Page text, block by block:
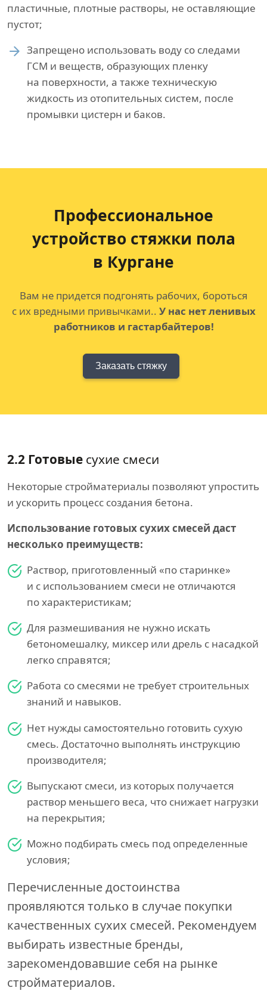
пластичные, плотные растворы, не оставляющие
пустот;
Запрещено использовать воду со следами
ГСМ и веществ, образующих пленку
на поверхности, а также техническую
жидкость из отопительных систем, после
промывки цистерн и баков.
Профессиональное
устройствостяжки пола
в Кургане
Вам не придется подгонять рабочих, бороться
с их вредными привычками.. У нас нет ленивых
работников и гастарбайтеров!
Заказать стяжку
2.2 Готовые сухие смеси
Некоторые стройматериалы позволяют упростить
и ускорить процесс создания бетона.
Использование готовых сухих смесей даст
несколько преимуществ:
Раствор, приготовленный «по старинке»
и с использованием смеси не отличаются
по характеристикам;
Для размешивания не нужно искать
бетономешалку, миксер или дрель с насадкой
легко справятся;
Работа со смесями не требует строительных
знаний и навыков.
Нет нужды самостоятельно готовить сухую
смесь. Достаточно выполнять инструкцию
производителя;
Выпускают смеси, из которых получается
раствор меньшего веса, что снижает нагрузки
на перекрытия;
Можно подбирать смесь под определенные
условия;
Перечисленные достоинства
проявляются только в случае покупки
качественных сухих смесей. Рекомендуем
выбирать известные бренды,
зарекомендовавшие себя на рынке
стройматериалов.